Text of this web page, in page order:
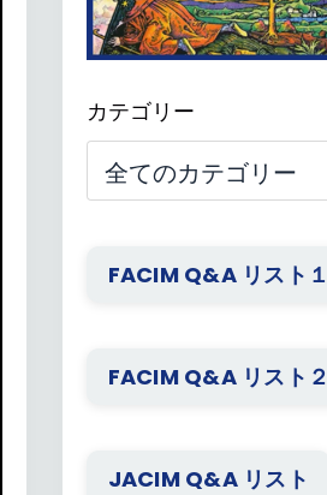
カテゴリー
FACIM Q&A リスト１
FACIM Q&A リスト２
JACIM Q&A リスト